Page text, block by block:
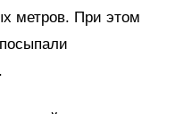
метров. При этом